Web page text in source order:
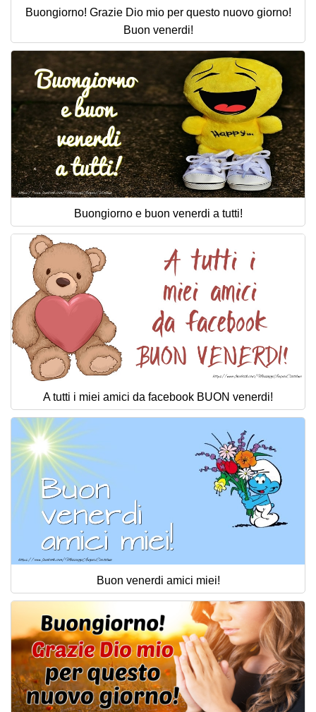
Buongiorno! Grazie Dio mio per questo nuovo giorno!
Buon venerdi!
Buongiorno e buon venerdi a tutti!
A tutti i miei amici da facebook BUON venerdi!
Buon venerdi amici miei!